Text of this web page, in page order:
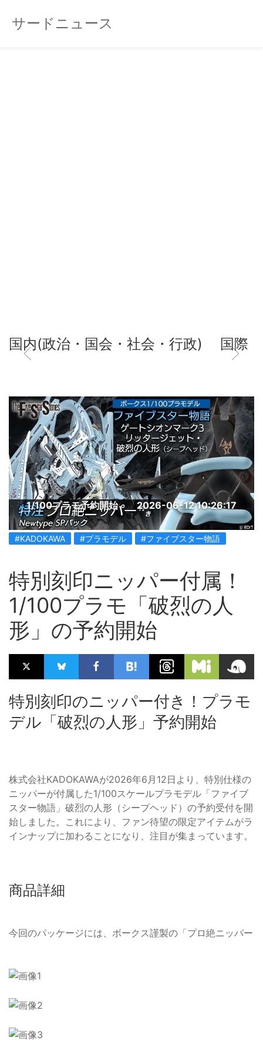
サードニュース
国内(政治・国会・社会・行政) 国際
1/100プラモ予約開始 2026-06-12 10:26:17
#KADOKAWA #プラモデル #ファイブスター物語
特別刻印ニッパー付属！
1/100プラモ「破烈の人
形」の予約開始
特別刻印のニッパー付き！プラモ
デル「破烈の人形」予約開始
株式会社KADOKAWAが2026年6月12日より、特別仕様の
ニッパーが付属した1/100スケールプラモデル「ファイブ
スター物語」破烈の人形（シープヘッド）の予約受付を開
始しました。これにより、ファン待望の限定アイテムがラ
インナップに加わることになり、注目が集まっています。
商品詳細
今回のパッケージには、ボークス謹製の「プロ絶ニッパー